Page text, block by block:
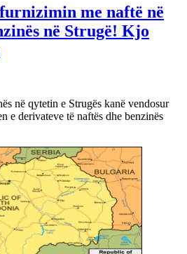
me naftë në
në Strugë! Kjo
në qytetin e Strugës kanë vendosur
e derivateve të naftës dhe benzinës